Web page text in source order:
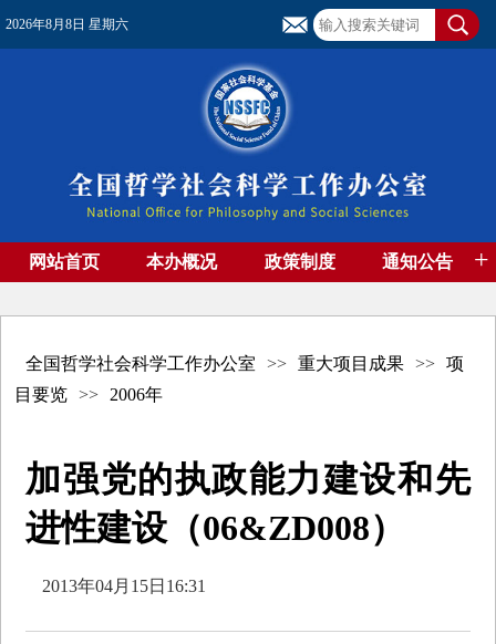
2026年8月8日 星期六
网站首页 本办概况 政策制度 通知公告 +
全国哲学社会科学工作办公室 >> 重大项目成果 >>
项
目要览
>> 2006年
加强党的执政能力建设和先
进性建设（06&ZD008）
2013年04月15日16:31